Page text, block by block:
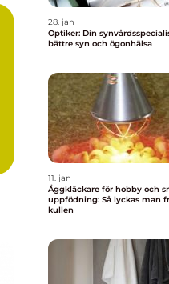
28. jan
Optiker: Din
bättre syn och ögonhälsa
11. jan
Äggkläckare för hobby och
uppfödning: Så lyckas man
kullen